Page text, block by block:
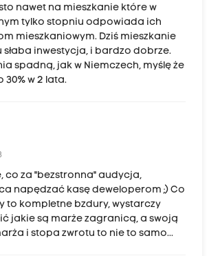
nawet na mieszkanie które w
tylko stopniu odpowiada ich
mieszkaniowym. Dziś mieszkanie
słaba inwestycja, i bardzo dobrze.
spadną, jak w Niemczech, myślę że
30% w 2 lata.
co za "bezstronna" audycja,
napędzać kasę deweloperom ;) Co
to kompletne bzdury, wystarczy
jakie są marże zagranicą, a swoją
i stopa zwrotu to nie to samo...